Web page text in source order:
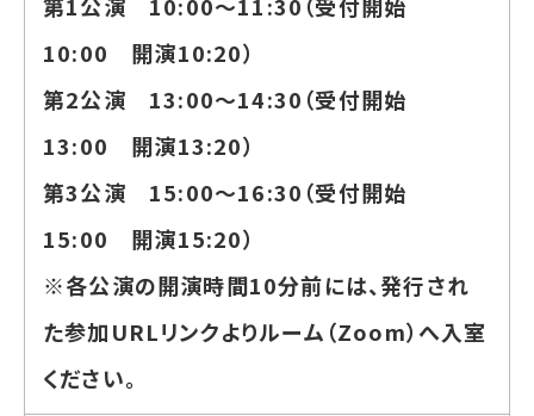
10:00 開演10:20）
第2公演 13:00～14:30（受付開始
13:00 開演13:20）
第3公演 15:00～16:30（受付開始
15:00 開演15:20）
※各公演の開演時間10分前には、発行され
た参加URLリンクよりルーム（Zoom）へ入室
ください。